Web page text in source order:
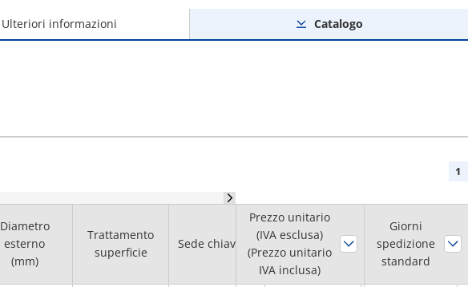
Ulteriori informazioni Catalogo
1
Diametro
esterno
(mm)
Trattamento
superficie
Sede chiavetta
Diam. foro
albero H7
(mm)
Flangia
Prezzo unitario
(IVA esclusa)
(Prezzo unitario
IVA inclusa)
Giorni
spedizione
standard